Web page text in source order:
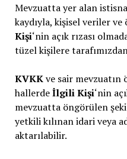
Mevzuatta yer alan
kaydıyla, kişisel veriler
Kişi‘nin açık rızası
tüzel kişilere
KVKKve sair mevzuatın
hallerdeİlgili Kişi‘nin
mevzuatta öngörülen
yetkili kılınan idari veya
aktarılabilir.